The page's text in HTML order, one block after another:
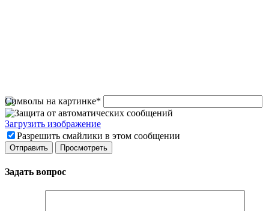
Символы на картинке*
Загрузить изображение
Разрешить смайлики в этом сообщении
Задать вопрос